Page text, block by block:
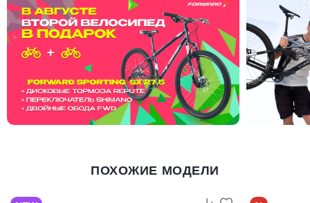
ПОХОЖИЕ МОДЕЛИ